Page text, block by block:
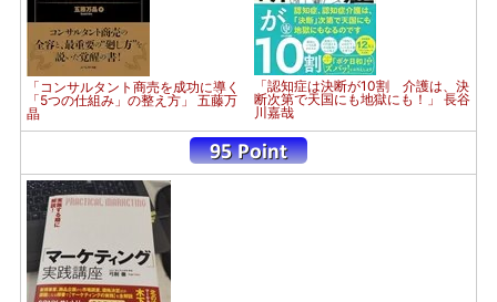
「コンサルタント商売を成功に導く
「5つの仕組み」の整え方」 五藤万
晶
「認知症は決断が10割 介護は、決
断次第で天国にも地獄にも！」 長谷
川嘉哉